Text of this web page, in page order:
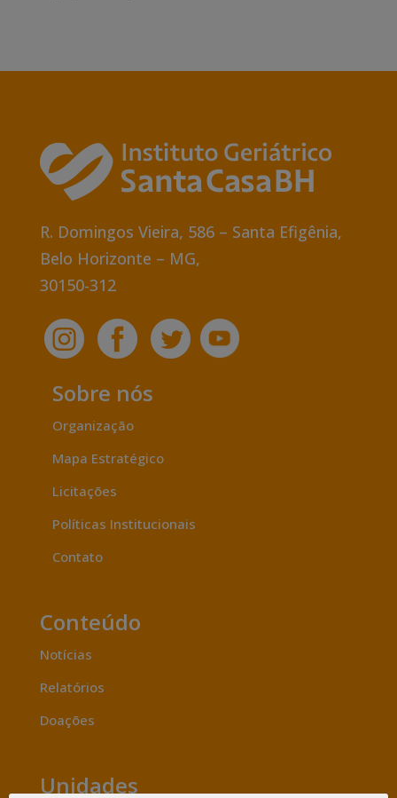
R. Domingos Vieira, 586– Santa Efigênia,
Belo Horizonte – MG,
30150-312
Sobre nós
Organização
Mapa Estratégico
Licitações
Políticas Institucionais
Contato
Conteúdo
Notícias
Relatórios
Doações
Unidades